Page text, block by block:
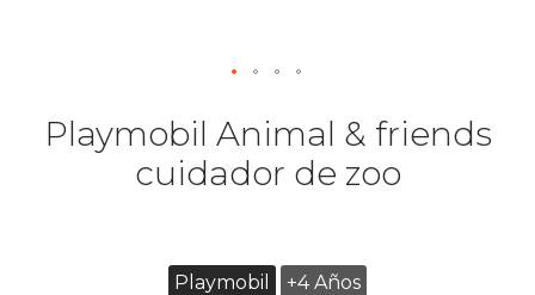
Playmobil Animal & friends
cuidador de zoo
Playmobil +4 Años